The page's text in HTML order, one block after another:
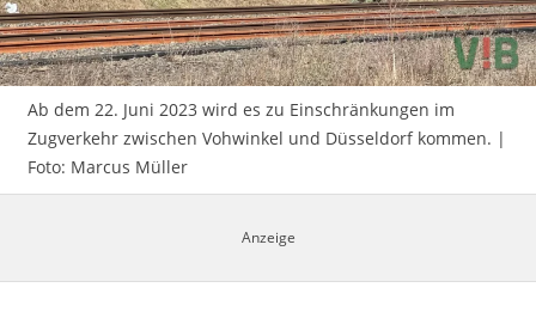
Ab dem 22. Juni 2023 wird es zu Einschränkungen im
Zugverkehr zwischen Vohwinkel und Düsseldorf kommen. |
Foto: Marcus Müller